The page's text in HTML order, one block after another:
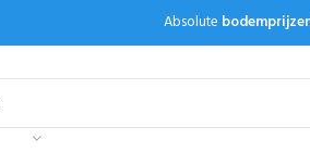
Absolute